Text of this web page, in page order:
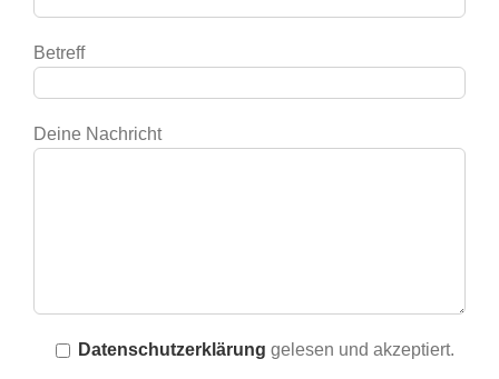
Betreff
Deine Nachricht
Datenschutzerklärung gelesen und akzeptiert.